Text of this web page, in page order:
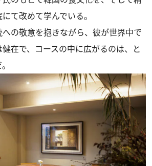
て改めて学んでいる。
の敬意を抱きながら、彼が世界中で
在で、コースの中に広がるのは、と